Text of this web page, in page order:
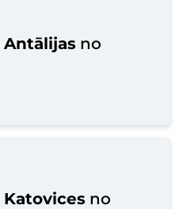
Antālijas no
Katovices no